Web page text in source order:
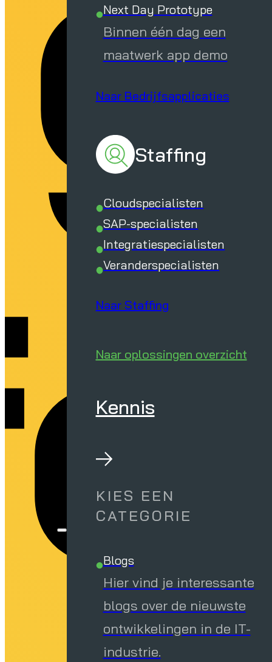
Next Day Prototype
Binnen één dag een
maatwerk app demo
Naar Bedrijfsapplicaties
Staffing
Cloudspecialisten
SAP-specialisten
Integratiespecialisten
Veranderspecialisten
Naar Staffing
Naar oplossingen overzicht
Kennis
KIES EEN
CATEGORIE
Blogs
Hier vind je interessante
blogs over de nieuwste
ontwikkelingen in de IT-
industrie.